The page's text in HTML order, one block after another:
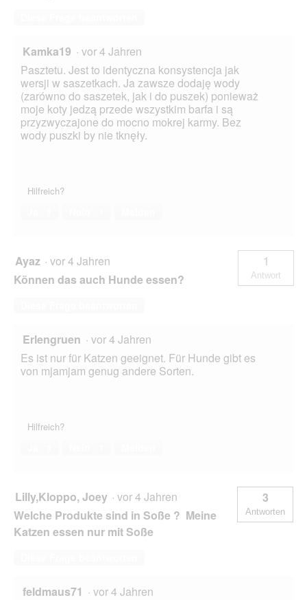
Kamka19 · vor 4 Jahren
Pasztetu. Jest to identyczna konsystencja jak
wersji w saszetkach. Ja zawsze dodaję wody
(zarówno do saszetek, jak i do puszek) ponieważ
moje koty jedzą przede wszystkim barfa i są
przyzwyczajone do mocno mokrej karmy. Bez
wody puszki by nie tknęły.
Hilfreich?
Ayaz · vor 4 Jahren
Können das auch Hunde essen?
1
Antwort
Erlengruen · vor 4 Jahren
Es ist nur für Katzen geeignet. Für Hunde gibt es
von mjamjam genug andere Sorten.
Hilfreich?
Lilly,Kloppo, Joey · vor 4 Jahren
Welche Produkte sind in Soße ? Meine
Katzen essen nur mit Soße
3
Antworten
feldmaus71 · vor 4 Jahren